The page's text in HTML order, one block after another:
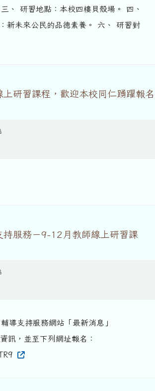
、 研習地點：本校四樓貝殼場。 四、
新未來公民的品德素養。 六、 研習對
研習課程，歡迎本校同仁踴躍報
服務－9-12月教師線上研習課
導支持服務網站「最新消息」
訊，並至下列網址報名：